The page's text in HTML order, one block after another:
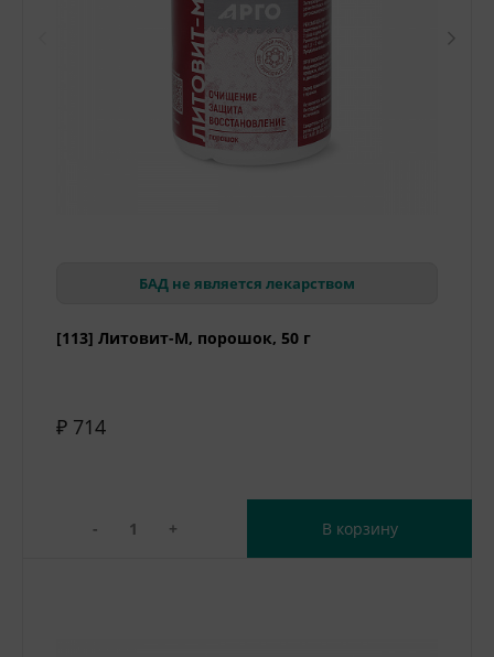
БАД не является лекарством
[113] Литовит-М, порошок, 50 г
₽ 714
- + В корзину